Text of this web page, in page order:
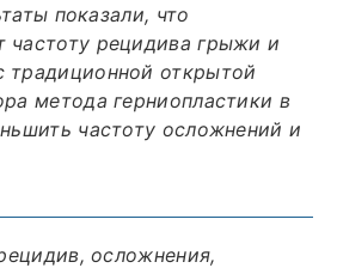
показали, что
частоту рецидива грыжи и
традиционной открытой
метода герниопластики в
частоту осложнений и
осложнения,